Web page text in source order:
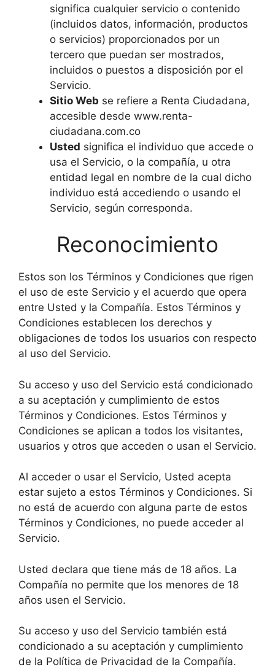
significa cualquier servicio o contenido
(incluidos datos, información, productos
o servicios) proporcionados por un
tercero que puedan ser mostrados,
incluidos o puestos a disposición por el
Servicio.
Sitio Web se refiere a Renta Ciudadana,
accesible desde www.renta-
ciudadana.com.co
Usted significa el individuo que accede o
usa el Servicio, o la compañía, u otra
entidad legal en nombre de la cual dicho
individuo está accediendo o usando el
Servicio, según corresponda.
Reconocimiento
Estos son los Términos y Condiciones que rigen
el uso de este Servicio y el acuerdo que opera
entre Usted y la Compañía. Estos Términos y
Condiciones establecen los derechos y
obligaciones de todos los usuarios con respecto
al uso del Servicio.
Su acceso y uso del Servicio está condicionado
a su aceptación y cumplimiento de estos
Términos y Condiciones. Estos Términos y
Condiciones se aplican a todos los visitantes,
usuarios y otros que acceden o usan el Servicio.
Al acceder o usar el Servicio, Usted acepta
estar sujeto a estos Términos y Condiciones. Si
no está de acuerdo con alguna parte de estos
Términos y Condiciones, no puede acceder al
Servicio.
Usted declara que tiene más de 18 años. La
Compañía no permite que los menores de 18
años usen el Servicio.
Su acceso y uso del Servicio también está
condicionado a su aceptación y cumplimiento
de la Política de Privacidad de la Compañía.